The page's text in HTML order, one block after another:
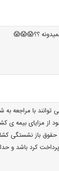
؟؟😱😱😱
توانند با مراجعه به
مزایای بیمه ی
حقوق باز نشستگی